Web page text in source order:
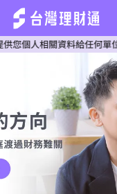
何單位。4.本公司確認